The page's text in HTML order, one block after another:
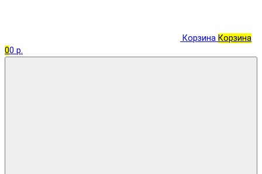
Корзина Корзина
00 р.